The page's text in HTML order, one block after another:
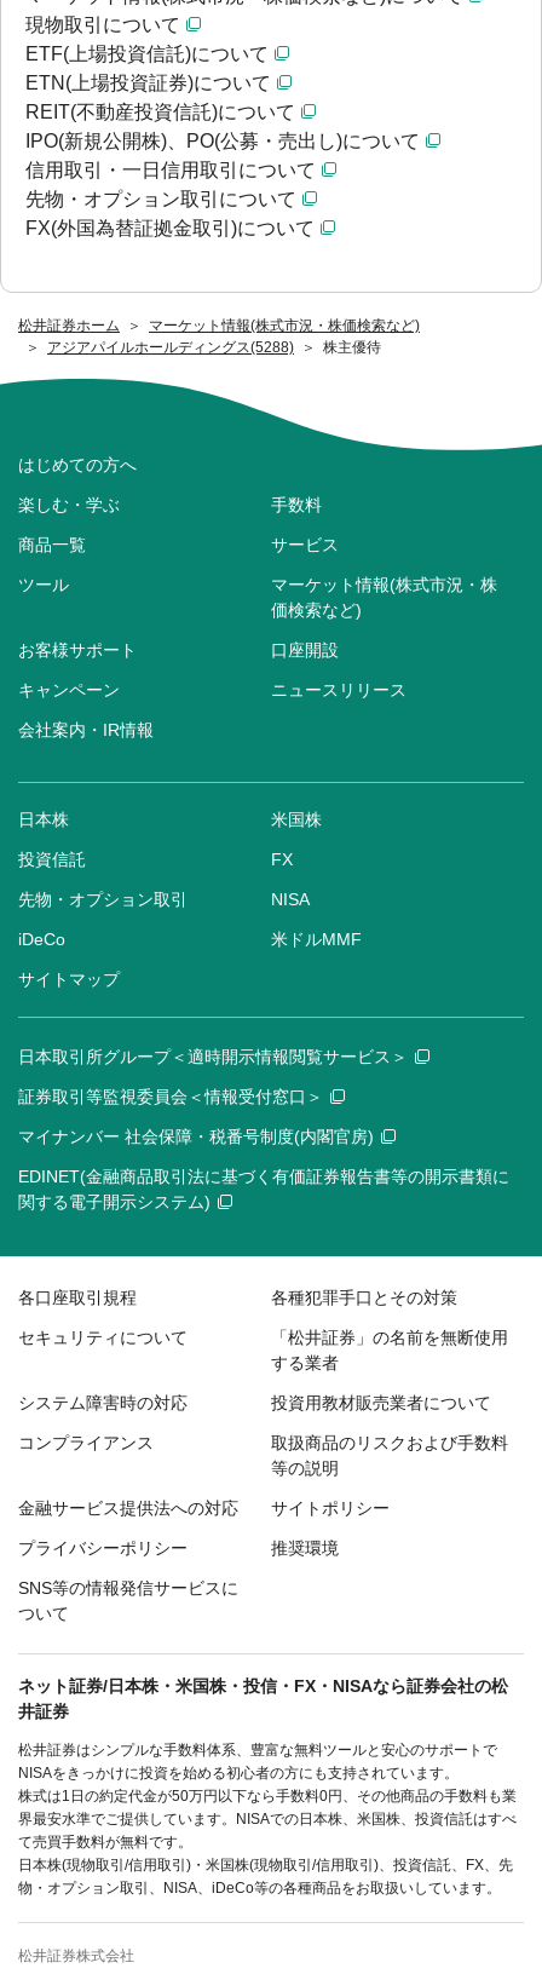
松井証券ホーム
マーケット情報(株式市況・株価検索など)
アジアパイルホールディングス(5288)
株主優待
現物取引について
ETF(上場投資信託)について
ETN(上場投資証券)について
REIT(不動産投資信託)について
IPO(新規公開株)、PO(公募・売出し)について
信用取引・一日信用取引について
先物・オプション取引について
FX(外国為替証拠金取引)について
はじめての方へ
楽しむ・学ぶ 手数料
商品一覧 サービス
ツール
マーケット情報(株式市況・株
価検索など)
お客様サポート 口座開設
キャンペーン ニュースリリース
会社案内・IR情報
日本株 米国株
投資信託 FX
先物・オプション取引 NISA
iDeCo 米ドルMMF
サイトマップ
日本取引所グループ＜適時開示情報閲覧サービス＞
証券取引等監視委員会＜情報受付窓口＞
マイナンバー 社会保障・税番号制度(内閣官房)
EDINET(金融商品取引法に基づく有価証券報告書等の開示書類に
関する電子開示システム)
各口座取引規程 各種犯罪手口とその対策
セキュリティについて
「松井証券」の名前を無断使用
する業者
システム障害時の対応 投資用教材販売業者について
コンプライアンス
取扱商品のリスクおよび手数料
等の説明
金融サービス提供法への対応 サイトポリシー
プライバシーポリシー 推奨環境
SNS等の情報発信サービスに
ついて
ネット証券/日本株・米国株・投信・FX・NISAなら証券会社の松
井証券
松井証券はシンプルな手数料体系、豊富な無料ツールと安心のサポートで
NISAをきっかけに投資を始める初心者の方にも支持されています。
株式は1日の約定代金が50万円以下なら手数料0円、その他商品の手数料も業
界最安水準でご提供しています。NISAでの日本株、米国株、投資信託はすべ
て売買手数料が無料です。
日本株(現物取引/信用取引)・米国株(現物取引/信用取引)、投資信託、FX、先
物・オプション取引、NISA、iDeCo等の各種商品をお取扱いしています。
松井証券株式会社